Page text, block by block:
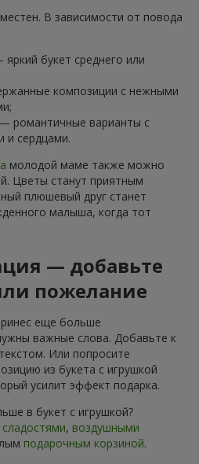
В зависимости от повода
букет среднего или
композиции с нежными
— романтичные варианты с
и сердцами.
молодой маме также можно
Цветы станут приятным
плюшевый друг станет
малыша, когда тот
— добавьте
пожелание
еще больше
важные слова. Добавьте к
Или попросите
из букета с игрушкой
усилит эффект подарка.
в букет с игрушкой?
сладостями, воздушными
подарочным корзиной.